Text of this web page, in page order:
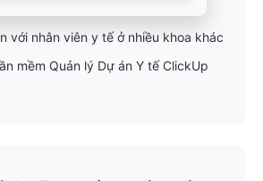
với nhân viên y tế ở nhiều khoa khác
mềm Quản lý Dự án Y tế ClickUp